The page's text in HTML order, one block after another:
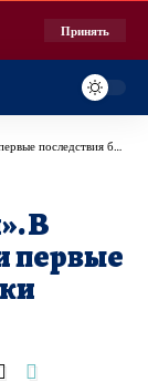
Принять
блокировки Starlink
В
первые